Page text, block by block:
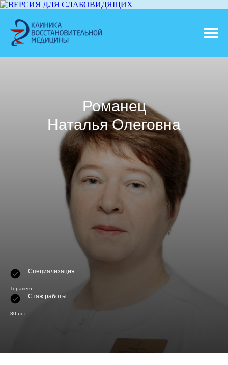
Романец
Наталья Олеговна
Специализация
Терапевт
Стаж работы
30 лет